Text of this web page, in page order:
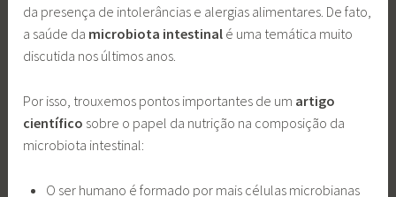
da presença de intolerâncias e alergias alimentares. De fato,
a saúde da microbiota intestinal é uma temática muito
discutida nos últimos anos.
Por isso, trouxemos pontos importantes de um artigo
científico sobre o papel da nutrição na composição da
microbiota intestinal:
O ser humano é formado por mais células microbianas